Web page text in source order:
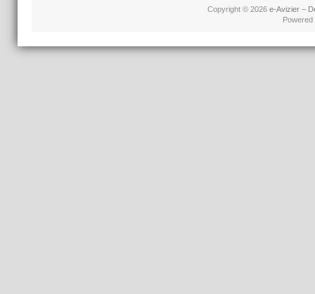
Copyright © 2026 e-Avizier –